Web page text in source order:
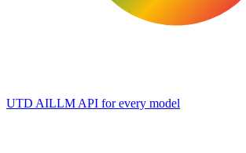
UTD AILLM API for every model